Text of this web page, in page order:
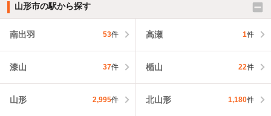
山形市の駅から探す
南出羽 53件 高瀬 1件
漆山 37件 楯山 22件
山形 2,995件 北山形 1,180件